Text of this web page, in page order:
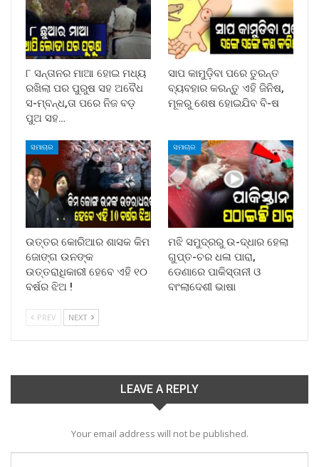
୮ ସନ୍ତାନର ମାଆ ହୋଇ ମଧ୍ୟ
ରଖିଲା ପର ପୁରୁଷ ସହ ଅବୈଧ
ସ-ମ୍ବନ୍ଧ,ତା ପରେ ନିଜ ବଡ଼
ପୁଅ ସହ…
ସାପ କାମୁଡ଼ିବା ପରେ ତୁରନ୍ତ
ବ୍ୟବହାର କରନ୍ତୁ ଏହି ଜିନିଷ,
ମୂଳରୁ ଶେଷ ହୋଇଯିବ ବି-ଷ
ସମାଚାର
ଉତ୍ତର କୋରିଆର ଶାସକ କିମ
ଜୋଙ୍ଗ ଉନଙ୍କ
ଉତ୍ତରାଧିକାରୀ ହେବେ ଏହି ୧୦
ବର୍ଷର ଝିଅ !
ସମାଚାର
ମଝି ସମୁଦ୍ରରୁ ଉ-ଦ୍ଧାର ହେଲା
ଗୁପ୍ତ-ଚର ଧଳା ପାରା,
ଡେଣାରେ ପାକିସ୍ତାନୀ ଓ
ବାଂଲାଦେଶୀ ଭାଷା
PREV NEXT
LEAVE A REPLY
Your email address will not be published.